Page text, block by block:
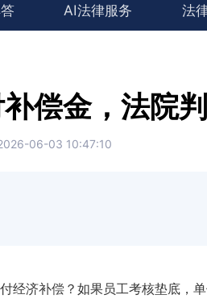
AI法律服务 法
偿金，法院
06-03 10:47:10
经济补偿？如果员工考核垫底，